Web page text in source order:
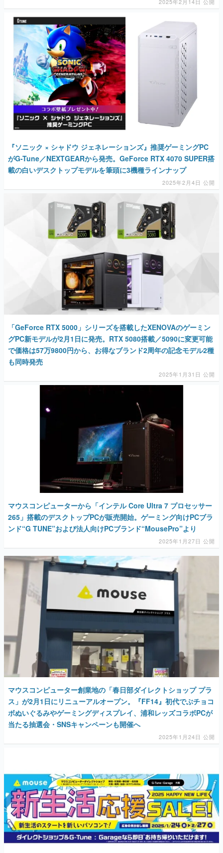
2025年2月14日 公開
『ソニック × シャドウ ジェネレーションズ』推奨ゲーミングPC
がG-Tune／NEXTGEARから発売。GeForce RTX 4070 SUPER搭
載の白いデスクトップモデルを筆頭に3機種ラインナップ
2025年2月4日 公開
「GeForce RTX 5000」シリーズを搭載したXENOVAのゲーミン
グPC新モデルが2月1日に発売。RTX 5080搭載／5090に変更可能
で価格は57万9800円から、お得なブランド2周年の記念モデル2種
も同時発売
2025年1月31日 公開
マウスコンピューターから「インテル Core Ultra 7 プロセッサー
265」搭載のデスクトップPCが販売開始。ゲーミング向けPCブラ
ンド“G TUNE”および法人向けPCブランド“MousePro”より
2025年1月27日 公開
マウスコンピューター創業地の「春日部ダイレクトショップ プラ
ス」が2月1日にリニューアルオープン。『FF14』初代でぶチョコ
ボぬいぐるみやゲーミングディスプレイ、浦和レッズコラボPCが
当たる抽選会・SNSキャンペーンも開催へ
2025年1月24日 公開